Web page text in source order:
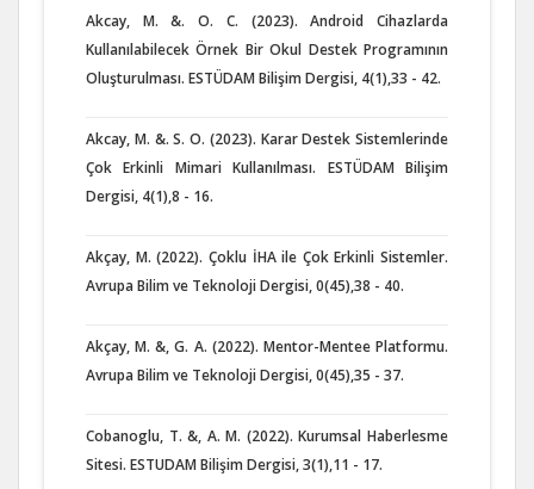
Akcay, M. &. O. C. (2023). Android Cihazlarda
Kullanılabilecek Örnek Bir Okul Destek Programının
Oluşturulması. ESTÜDAM Bilişim Dergisi, 4(1),33 - 42.
Akcay, M. &. S. O. (2023). Karar Destek Sistemlerinde
Çok Erkinli Mimari Kullanılması. ESTÜDAM Bilişim
Dergisi, 4(1),8 - 16.
Akçay, M. (2022). Çoklu İHA ile Çok Erkinli Sistemler.
Avrupa Bilim ve Teknoloji Dergisi, 0(45),38 - 40.
Akçay, M. &, G. A. (2022). Mentor-Mentee Platformu.
Avrupa Bilim ve Teknoloji Dergisi, 0(45),35 - 37.
Cobanoglu, T. &, A. M. (2022). Kurumsal Haberlesme
Sitesi. ESTUDAM Bilişim Dergisi, 3(1),11 - 17.